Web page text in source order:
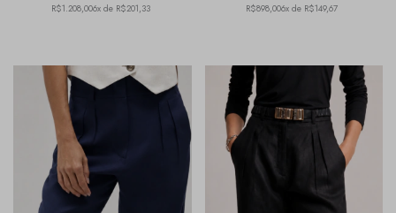
R$1.208,006x de R$201,33 R$898,006x de R$149,67